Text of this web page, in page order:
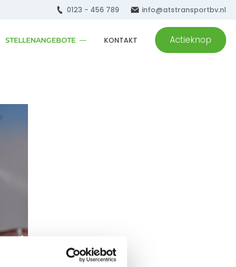
0123 - 456 789 info@atstransportbv.nl
STELLENANGEBOTE KONTAKT Actieknop